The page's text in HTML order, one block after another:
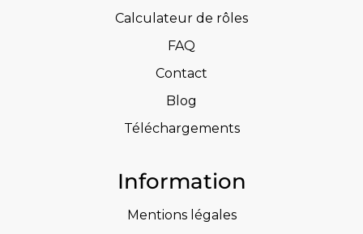
Calculateur de rôles
FAQ
Contact
Blog
Téléchargements
Information
Mentions légales